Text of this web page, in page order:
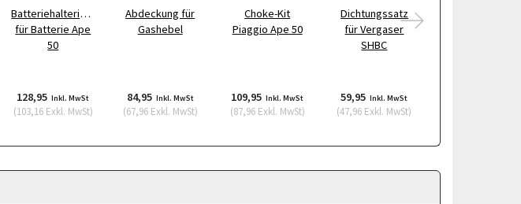
Batteriehalteriemen
für Batterie Ape
50
128,95 Inkl. MwSt
(103,16Exkl. MwSt)
Abdeckung für
Gashebel
84,95 Inkl. MwSt
(67,96Exkl. MwSt)
Choke-Kit
Piaggio Ape 50
109,95 Inkl. MwSt
(87,96Exkl. MwSt)
Dichtungssatz
für Vergaser
SHBC
59,95 Inkl. MwSt
(47,96 Exkl. MwSt)